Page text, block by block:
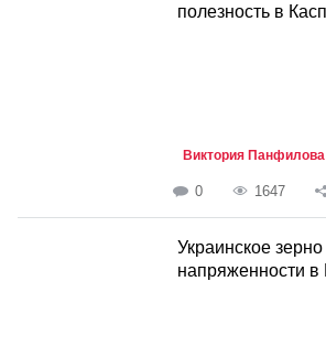
полезность в
Виктория Панфилова
0 1647
Украинское
напряженности